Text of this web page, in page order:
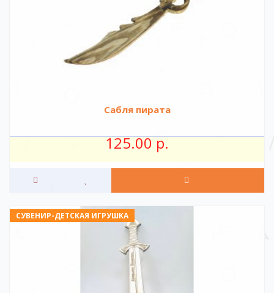
Сабля пирата
125.00 р.
СУВЕНИР-ДЕТСКАЯ ИГРУШКА